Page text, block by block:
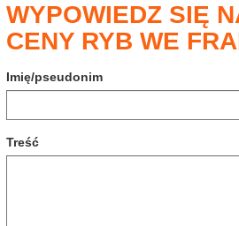
WYPOWIEDZ SIĘ
CENY RYB WE
Imię/pseudonim
Treść